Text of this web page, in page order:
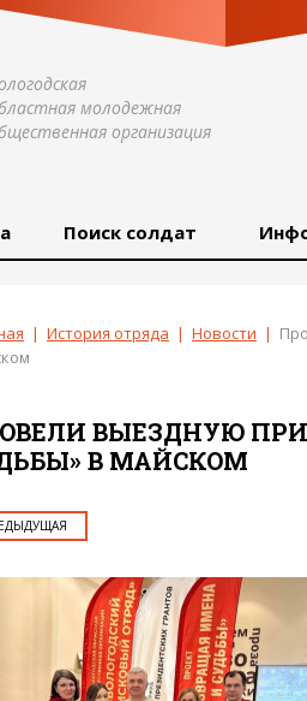
молодежная
организация
Поиск солдат
| История отряда | Новости |
ВЫЕЗДНУЮ
В МАЙСКОМ